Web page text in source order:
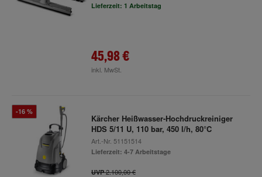
Lieferzeit: 1 Arbeitstag
45,98 €
inkl. MwSt.
-16 %
Kärcher Heißwasser-Hochdruckreiniger
HDS 5/11 U, 110 bar, 450 l/h, 80°C
Art.-Nr. 51151514
Lieferzeit: 4-7 Arbeitstage
UVP2.100,00 €